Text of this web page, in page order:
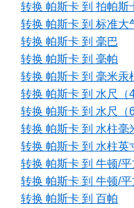
转换 帕斯卡 到 拍帕斯
转换 帕斯卡 到 标准大
转换 帕斯卡 到 毫巴
转换 帕斯卡 到 毫帕
转换 帕斯卡 到 毫米汞
转换 帕斯卡 到 水尺（
转换 帕斯卡 到 水尺（
转换 帕斯卡 到 水柱毫
转换 帕斯卡 到 水柱英
转换 帕斯卡 到 牛顿/
转换 帕斯卡 到 牛顿/
转换 帕斯卡 到 百帕